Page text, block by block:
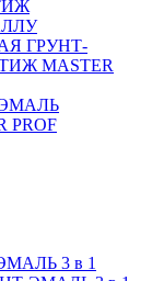
ГРУНТ-
MASTER
PROF
3 в 1